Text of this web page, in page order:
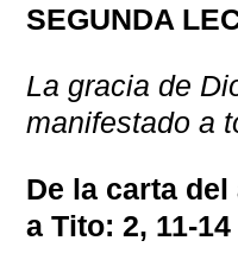
SEGUNDA
La gracia de
manifestado a
De la carta
a Tito: 2, 11-14